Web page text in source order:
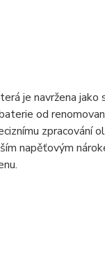
je navržena jako
od
zpracování
napěťovým